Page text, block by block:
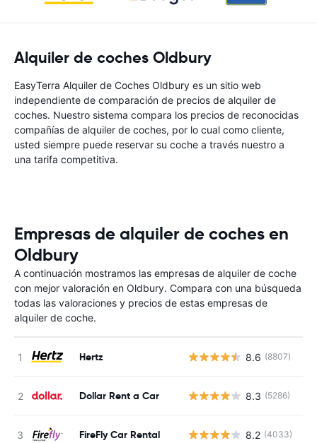
Alquiler de coches Oldbury
EasyTerra Alquiler de Coches Oldbury es un sitio web
independiente de comparación de precios de alquiler de
coches. Nuestro sistema compara los precios de reconocidas
compañías de alquiler de coches, por lo cual como cliente,
usted siempre puede reservar su coche a través nuestro a
una tarifa competitiva.
Empresas de alquiler de coches en
Oldbury
A continuación mostramos las empresas de alquiler de coche
con mejor valoración en Oldbury. Compara con una búsqueda
todas las valoraciones y precios de estas empresas de
alquiler de coche.
Hertz 8.6 (8807)
Dollar Rent a Car 8.3 (5286)
FireFly Car Rental 8.2 (4033)